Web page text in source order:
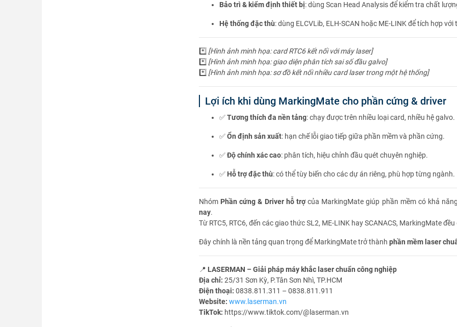
Bảo trì & kiểm định thiết bị: dùng Scan Head Analysis để kiểm tra chất
Hệ thống đặc thù: dùng ELCVLib, ELH-SCAN hoặc ME-LINK để tích hợp
*️⃣ [Hình ảnh minh họa: card RTC6 kết nối với máy laser]
*️⃣ [Hình ảnh minh họa: giao diện phân tích sai số đầu galvo]
*️⃣ [Hình ảnh minh họa: sơ đồ kết nối nhiều card laser trong một hệ thống]
Lợi ích khi dùng MarkingMate cho phần cứng & driver
✅Tương thích đa nền tảng: chạy được trên nhiều loại card, nhiều hệ galvo.
✅Ổn định sản xuất: hạn chế lỗi giao tiếp giữa phần mềm và phần cứng.
✅Độ chính xác cao: phân tích, hiệu chỉnh đầu quét chuyên nghiệp.
✅ Hỗ trợ đặc thù: có thể tùy biến cho các dự án riêng, phù hợp từng ngành.
Nhóm Phần cứng & Driver hỗ trợcủa MarkingMate giúp phần mềm có khả
nay.
Từ RTC5, RTC6, đến các giao thức SL2, ME-LINK hay SCANACS, MarkingMate
Đây chính là nền tảng quan trọng để MarkingMate trở thành phần mềm laser
📍 LASERMAN – Giải pháp máy khắc laser chuẩn công nghiệp
Địa chỉ: 25/31 Sơn Kỳ, P.Tân Sơn Nhì, TP.HCM
Điện thoại: 0838.811.311 – 0838.811.911
Website: www.laserman.vn
TikTok: https://www.tiktok.com/@laserman.vn